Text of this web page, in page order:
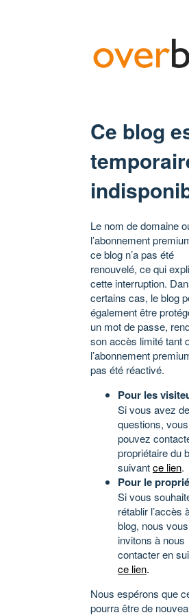
Ce blog
Le nom de domaine
l’abonnement
ce blog n’a pas été
renouvelé, ce qui
cette interruption.
certains cas, le blog
également être
un mot de passe,
son accès limité tant
l’abonnement
pas été réactivé.
Pour les
Si vous avez
questions, vous
pouvez
propriétaire du
suivantce lien.
Pour le
Si vous
rétablir l’accès
blog, nous vous
invitons à nous
contacter en
ce lien.
Nous espérons que
pourra être de